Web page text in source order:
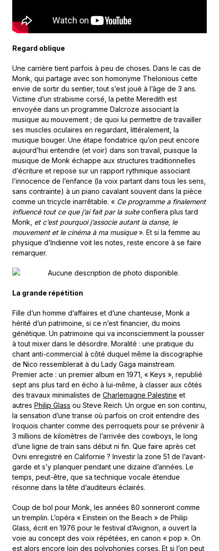
Regard oblique
Une carrière tient parfois à peu de choses. Dans le cas de
Monk, qui partage avec son homonyme Thelonious cette
envie de sortir du sentier, tout s’est joué à l’âge de 3 ans.
Victime d’un strabisme corsé, la petite Meredith est
envoyée dans un programme Dalcroze associant la
musique au mouvement ; de quoi lui permettre de travailler
ses muscles oculaires en regardant, littéralement, la
musique bouger. Une étape fondatrice qu’on peut encore
aujourd’hui entendre (et voir) dans son travail, puisque la
musique de Monk échappe aux structures traditionnelles
d’écriture et repose sur un rapport rythmique associant
l’innocence de l’enfance (la voix partant dans tous les sens,
sans contrainte) à un piano cavalant souvent dans la pièce
comme un tricycle inarrêtable. « Ce programme a finalement
influencé tout ce que j’ai fait par la suiteconfiera plus tard
Monk, et c’est pourquoi j’associe autant la danse, le
mouvement et le cinéma à ma musique». Et si la femme au
physique d’Indienne voit les notes, reste encore à se faire
remarquer.
La grande répétition
Fille d’un homme d’affaires et d’une chanteuse, Monk a
hérité d’un patrimoine, si ce n’est financier, du moins
génétique. Un patrimoine qui va inconsciemment la pousser
à tout mixer dans le désordre. Moralité : une pratique du
chant anti-commercial à côté duquel même la discographie
de Nico ressemblerait à du Lady Gaga mainstream.
Premier acte : un premier album en 1971, « Keys », republié
sept ans plus tard en écho à lui-même, à classer aux côtés
des travaux minimalistes de Charlemagne Palestine et
autres Philip Glass ou Steve Reich. Un orgue en son continu,
la sensation d’une transe où parfois on croit entendre des
Iroquois chanter comme des perroquets pour se prévenir à
3 millions de kilomètres de l’arrivée des cowboys, le long
d’une ligne de train sans début ni fin. Que faire après cet
Ovni enregistré en Californie ? Investir la zone 51 de l’avant-
garde et s’y planquer pendant une dizaine d’années. Le
temps, peut-être, que sa technique vocale étendue
résonne dans la tête d’auditeurs éclairés.
Coup de bol pour Monk, les années 80 sonneront comme
un tremplin. L’opéra « Einstein on the Beach » de Philip
Glass, écrit en 1976 pour le festival d’Avignon, a ouvert la
voie au concept des voix répétées, en canon « pop ». On
est alors encore loin des polyphonies corses. Et si l’on peut